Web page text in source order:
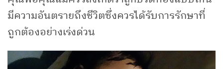
มีความอันตรายถึงชีวิตซึ่งควรได้รับการรักษาที่
ถูกต้องอย่างเร่งด่วน